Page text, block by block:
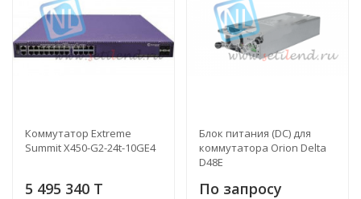
Коммутатор Extreme
Summit X450-G2-24t-10GE4
5 495 340 T
Блок питания (DC) для
коммутатора Orion Delta
D48E
По запросу